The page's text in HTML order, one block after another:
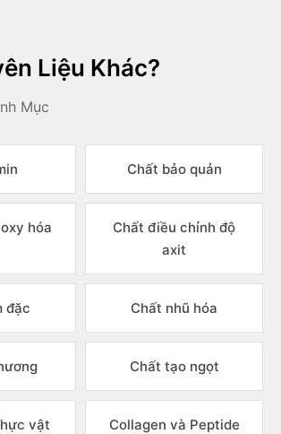
Liệu Khác?
Mục
Chất bảo quản
hóa
Chất điều chỉnh độ
axit
đặc Chất nhũ hóa
Chất tạo ngọt
vật Collagen và Peptide